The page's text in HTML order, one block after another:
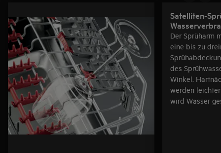
Satelliten-
Der Sprüharm
eine bis zu
des
Winkel.
werden
wird Wasser